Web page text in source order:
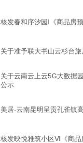
核发春和序汐园Ⅰ《商品房
关于准予联大书山云杉台
关于云南云上云5G大数据
公示
美居-云南昆明呈贡孔雀镇
核发映悦雅筑小区Ⅵ《商品